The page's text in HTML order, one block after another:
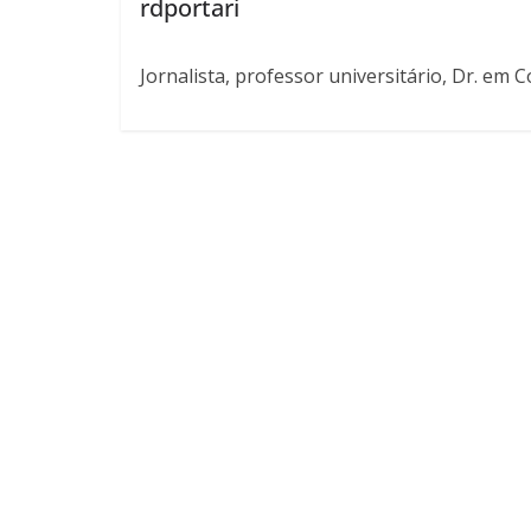
rdportari
Jornalista, professor universitário, Dr. em